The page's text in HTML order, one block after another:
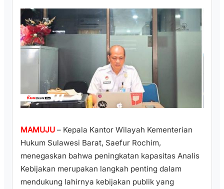
MAMUJU – Kepala Kantor Wilayah Kementerian
Hukum Sulawesi Barat, Saefur Rochim,
menegaskan bahwa peningkatan kapasitas Analis
Kebijakan merupakan langkah penting dalam
mendukung lahirnya kebijakan publik yang